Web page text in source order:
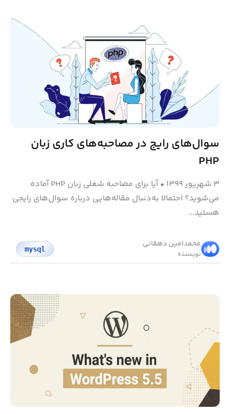
سوال‌های رایج در مصاحبه‌های کاری زبان
PHP
۳ شهریور ۱۳۹۹ •
آیا برای مصاحبه شغلی زبان PHP آماده
می‌شوید؟ احتمالا به‌دنبال مقاله‌هایی درباره سوال‌های رایجی
هستید...
محمد‌امین دهقانی
نویسنده
mysql